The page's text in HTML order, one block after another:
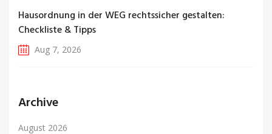
Hausordnung in der WEG rechtssicher gestalten:
Checkliste & Tipps
Aug 7, 2026
Archive
August 2026